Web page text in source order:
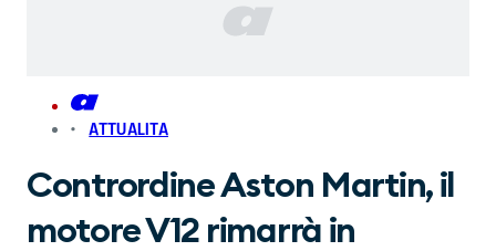
ATTUALITA
Contrordine Aston Martin, il
motore V12 rimarrà in